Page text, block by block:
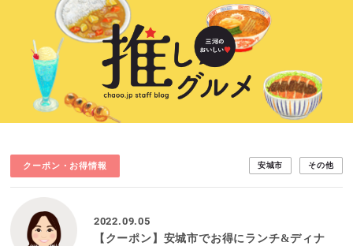
クーポン・お得情報 安城市 その他
2022.09.05
【クーポン】安城市でお得にランチ&ディナ